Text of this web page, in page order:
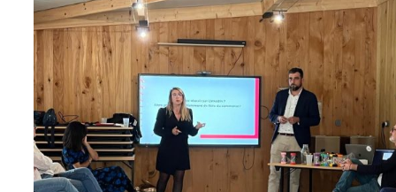
d’Ampere
Electricity
!